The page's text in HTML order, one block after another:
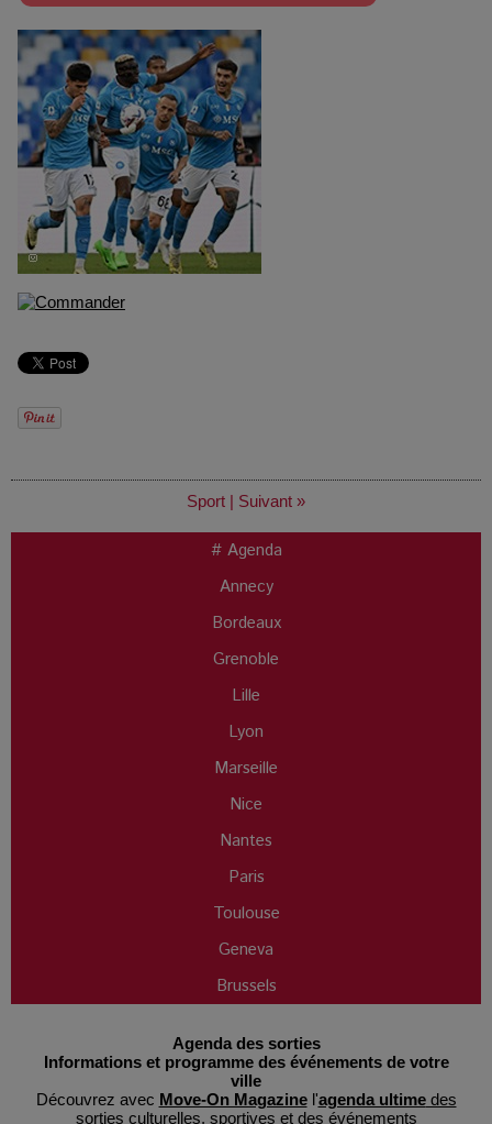
Sport | Suivant »
# Agenda
Annecy
Bordeaux
Grenoble
Lille
Lyon
Marseille
Nice
Nantes
Paris
Toulouse
Geneva
Brussels
Agenda des sorties
Informations et programme des événements de votre
ville
Découvrez avec Move-On Magazinel'agenda ultimedes
sorties culturelles, sportives et des événements